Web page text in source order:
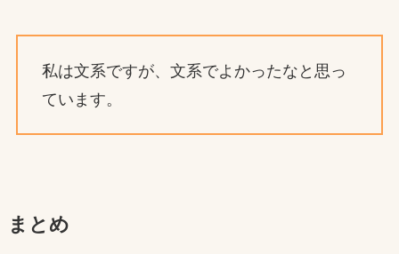
私は文系ですが、文系でよかったなと思っ
ています。
まとめ